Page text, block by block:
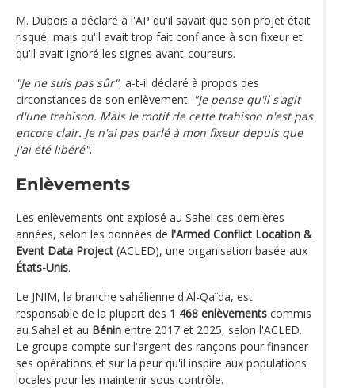
M. Dubois a déclaré à l'AP qu'il savait que son projet était
risqué, mais qu'il avait trop fait confiance à son fixeur et
qu'il avait ignoré les signes avant-coureurs.
"Je ne suis pas sûr", a-t-il déclaré à propos des
circonstances de son enlèvement. "Je pense qu'il s'agit
d'une trahison. Mais le motif de cette trahison n'est pas
encore clair. Je n'ai pas parlé à mon fixeur depuis que
j'ai été libéré".
Enlèvements
Les enlèvements ont explosé au Sahel ces dernières
années, selon les données de l'Armed Conflict Location &
Event Data Project (ACLED), une organisation basée aux
États-Unis.
Le JNIM, la branche sahélienne d'Al-Qaïda, est
responsable de la plupart des 1 468 enlèvements commis
au Sahel et au Bénin entre 2017 et 2025, selon l'ACLED.
Le groupe compte sur l'argent des rançons pour financer
ses opérations et sur la peur qu'il inspire aux populations
locales pour les maintenir sous contrôle.